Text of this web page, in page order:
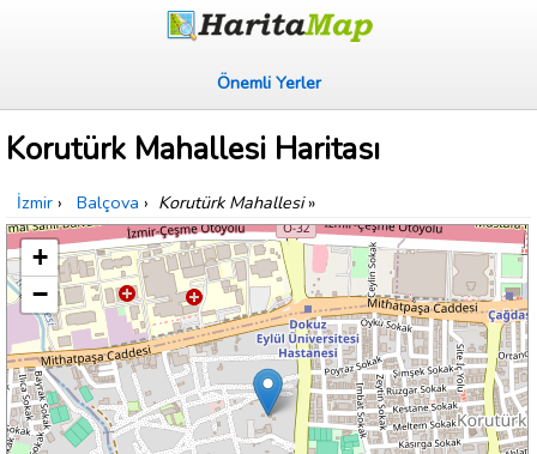
Önemli Yerler
Korutürk Mahallesi Haritası
İzmir › Balçova › Korutürk Mahallesi»
+
−